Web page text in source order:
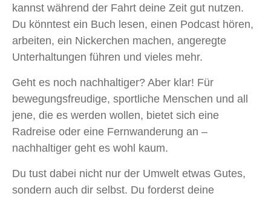
kannst während der Fahrt deine Zeit gut nutzen.
Du könntest ein Buch lesen, einen Podcast hören,
arbeiten, ein Nickerchen machen, angeregte
Unterhaltungen führen und vieles mehr.
Geht es noch nachhaltiger? Aber klar! Für
bewegungsfreudige, sportliche Menschen und all
jene, die es werden wollen, bietet sich eine
Radreise oder eine Fernwanderung an –
nachhaltiger geht es wohl kaum.
Du tust dabei nicht nur der Umwelt etwas Gutes,
sondern auch dir selbst. Du forderst deine